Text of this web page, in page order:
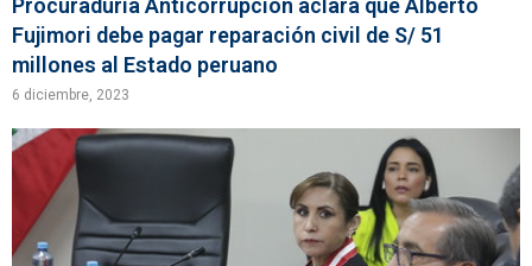
Fujimori debe pagar reparación civil de S/ 51
millones al Estado peruano
6 diciembre, 2023